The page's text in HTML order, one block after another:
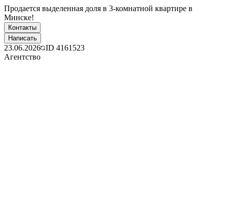
Продается выделенная доля в 3-комнатной квартире в
Минске!
Контакты
Написать
23.06.2026 ID 4161523
Агентство